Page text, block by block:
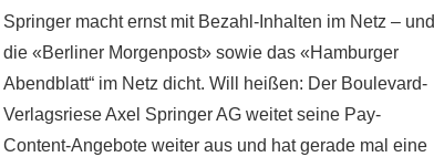
Springer macht ernst mit Bezahl-Inhalten im Netz – und
die «Berliner Morgenpost» sowie das «Hamburger
Abendblatt“ im Netz dicht. Will heißen: Der Boulevard-
Verlagsriese Axel Springer AG weitet seine Pay-
Content-Angebote weiter aus und hat gerade mal eine